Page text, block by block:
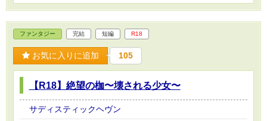
ファンタジー 完結 短編 R18
お気に入りに追加 105
【R18】絶望の枷〜壊される少女〜
サディスティックヘヴン